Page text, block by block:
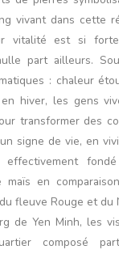
vivant dans cette
vitalité est si
part ailleurs.
: chaleur
hiver, les gens
transformer des
signe de vie, en
effectivement
maïs en
fleuve Rouge et du
de Yen Minh, les
composé